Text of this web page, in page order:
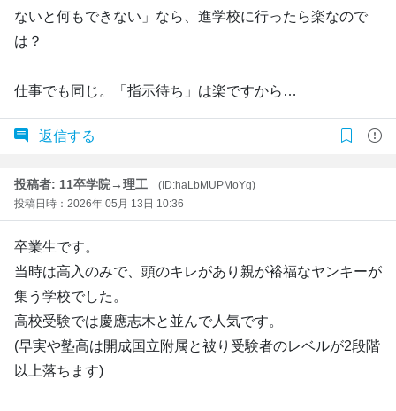
ないと何もできない」なら、進学校に行ったら楽なので
は？
仕事でも同じ。「指示待ち」は楽ですから…
返信する
投稿者: 11卒学院→理工
(ID:haLbMUPMoYg)
投稿日時：2026年 05月 13日 10:36
卒業生です。
当時は高入のみで、頭のキレがあり親が裕福なヤンキーが
集う学校でした。
高校受験では慶應志木と並んで人気です。
(早実や塾高は開成国立附属と被り受験者のレベルが2段階
以上落ちます)